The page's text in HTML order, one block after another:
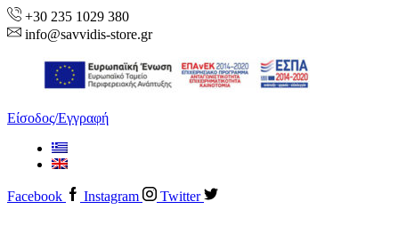
+30 235 1029 380
info@savvidis-store.gr
Είσοδος/Εγγραφή
Facebook Instagram Twitter